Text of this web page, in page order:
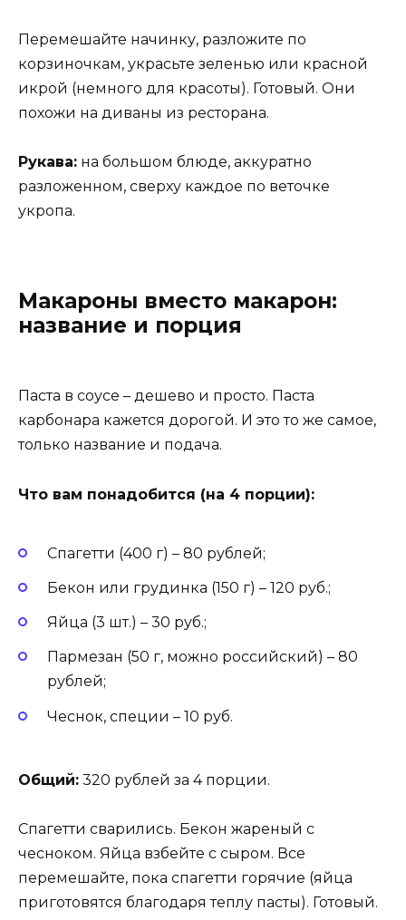
Перемешайте начинку, разложите по
корзиночкам, украсьте зеленью или красной
икрой (немного для красоты). Готовый. Они
похожи на диваны из ресторана.
Рукава: на большом блюде, аккуратно
разложенном, сверху каждое по веточке
укропа.
Макароны вместо макарон:
название и порция
Паста в соусе – дешево и просто. Паста
карбонара кажется дорогой. И это то же самое,
только название и подача.
Что вам понадобится (на 4 порции):
Спагетти (400 г) – 80 рублей;
Бекон или грудинка (150 г) – 120 руб.;
Яйца (3 шт.) – 30 руб.;
Пармезан (50 г, можно российский) – 80
рублей;
Чеснок, специи – 10 руб.
Общий: 320 рублей за 4 порции.
Спагетти сварились. Бекон жареный с
чесноком. Яйца взбейте с сыром. Все
перемешайте, пока спагетти горячие (яйца
приготовятся благодаря теплу пасты). Готовый.